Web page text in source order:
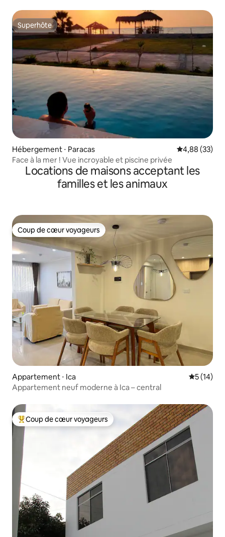
Superhôte
Superhôte
Hébergement ⋅ Paracas Évaluation
4,88 (33)
Face à la mer ! Vue incroyable et piscine privée
Locations de maisons acceptant les
familles et les animaux
Coup de cœur voyageurs
Coup de cœur voyageurs
Appartement ⋅ Ica
5 (14)
Appartement neuf moderne à Ica – central
Coups de cœur voyageurs les plus appréciés
Coup de cœur voyageurs